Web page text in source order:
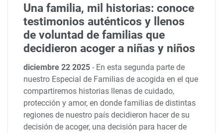
Una familia, mil historias: conoce
testimonios auténticos y llenos
de voluntad de familias que
decidieron acoger a niñas y niños
diciembre 22 2025- En esta segunda parte de
nuestro Especial de Familias de acogida en el que
compartiremos historias llenas de cuidado,
protección y amor, en donde familias de distintas
regiones de nuestro país decidieron hacer de su
decisión de acoger, una decisión para hacer de